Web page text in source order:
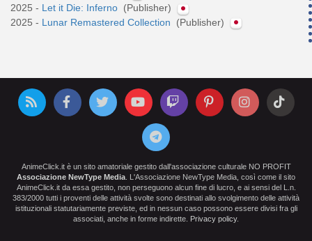
2025 - Let it Die: Inferno (Publisher)
2025 - Lunar Remastered Collection (Publisher)
AnimeClick.it è un sito amatoriale gestito dall'associazione culturale NO PROFIT
Associazione NewType Media . L'Associazione NewType Media, così come il sito
AnimeClick.it da essa gestito, non perseguono alcun fine di lucro, e ai sensi del L.n.
383/2000 tutti i proventi delle attività svolte sono destinati allo svolgimento delle attività
istituzionali statutariamente previste, ed in nessun caso possono essere divisi fra gli
associati, anche in forme indirette. Privacy policy.